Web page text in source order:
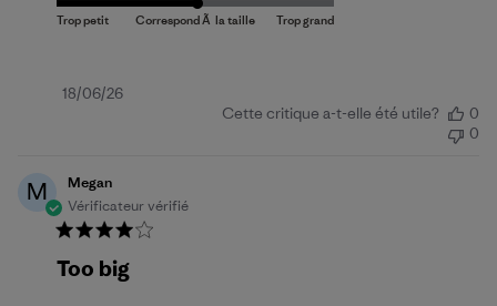
Date
18/06/26
Cette critique a-t-elle été utile?
0
0
M
Megan
Vérificateur vérifié
Too big